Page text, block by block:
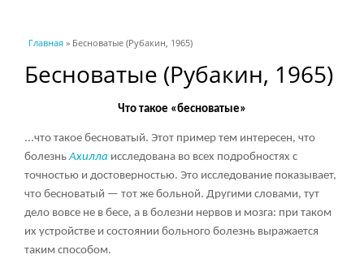
Вы здесь
Главная » Бесноватые (Рубакин, 1965)
Бесноватые (Рубакин, 1965)
Что такое «бесноватые»
...что такое бесноватый. Этот пример тем интересен, что
болезньАхилла исследована во всех подробностях с
точностью и достоверностью. Это исследование показывает,
что бесноватый — тот же больной. Другими словами, тут
дело вовсе не в бесе, а в болезни нервов и мозга: при таком
их устройстве и состоянии больного болезнь выражается
таким способом.